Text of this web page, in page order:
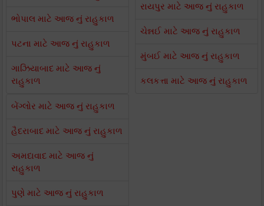
ભોપાલ માટે આજ નું રાહુકાળ
પટના માટે આજ નું રાહુકાળ
ગાઝિયાબાદ માટે આજ નું
રાહુકાળ
રાયપુર માટે આજ નું રાહુકાળ
ચેન્નઈ માટે આજ નું રાહુકાળ
મુંબઈ માટે આજ નું રાહુકાળ
કલકત્તા માટે આજ નું રાહુકાળ
બેંગ્લોર માટે આજ નું રાહુકાળ
હૈદરાબાદ માટે આજ નું રાહુકાળ
અમદાવાદ માટે આજ નું
રાહુકાળ
પુણે માટે આજ નું રાહુકાળ